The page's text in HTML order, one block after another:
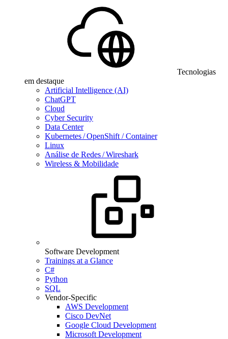
Tecnologias
em destaque
Artificial Intelligence (AI)
ChatGPT
Cloud
Cyber Security
Data Center
Kubernetes / OpenShift / Container
Linux
Análise de Redes / Wireshark
Wireless & Mobilidade
Software Development
Trainings at a Glance
C#
Python
SQL
Vendor-Specific
AWS Development
Cisco DevNet
Google Cloud Development
Microsoft Development